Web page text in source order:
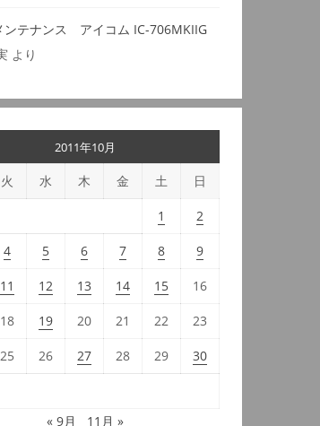
ンテナンス アイコム IC-706MKIIG
より
2011年10月
火 水 木 金 土 日
1 2
4 5 6 7 8 9
11 12 13 14 15 16
18 19 20 21 22 23
25 26 27 28 29 30
« 9月
11月 »